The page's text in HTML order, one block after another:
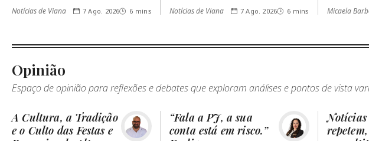
Notícias de Viana 7 Ago. 2026 6 mins Notícias de Viana 7 Ago. 2026 6 mins Micaela
Opinião
Espaço de opinião para reflexões e debates que exploram análises e pontos de vista
A Cultura, a Tradição
e o Culto das Festas e
“Fala a PJ, a sua
conta está em risco.”
Notícias